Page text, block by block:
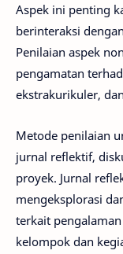
Aspek ini penting
berinteraksi
Penilaian aspek
pengamatan
ekstrakurikuler,
Metode penilaian
jurnal reflektif,
proyek. Jurnal
mengeksplorasi
terkait
kelompok dan